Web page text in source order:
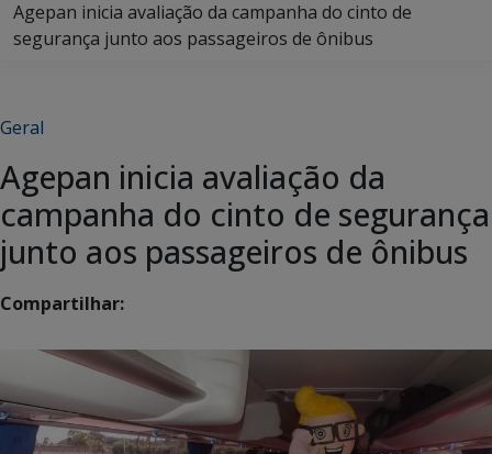
Agepan inicia avaliação da campanha do cinto de
segurança junto aos passageiros de ônibus
Geral
Agepan inicia avaliação da
campanha do cinto de segurança
junto aos passageiros de ônibus
Compartilhar: